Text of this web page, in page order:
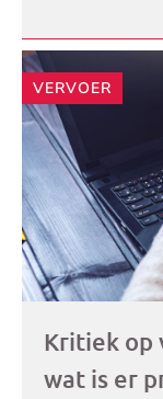
VERVOER
Kritiek op
wat is er